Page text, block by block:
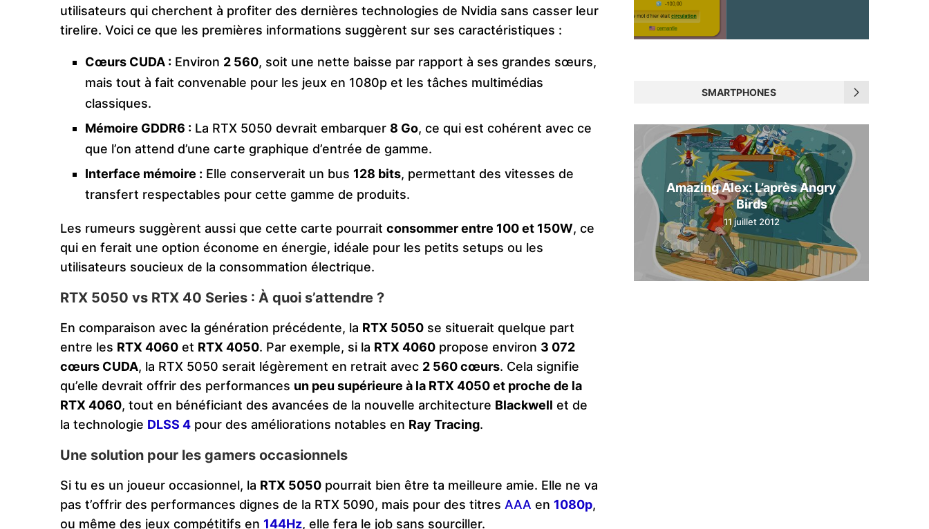
utilisateurs qui cherchent à profiter des dernières technologies de Nvidia sans casser leur
tirelire. Voici ce que les premières informations suggèrent sur ses caractéristiques :
Cœurs CUDA : Environ 2 560, soit une nette baisse par rapport à ses grandes sœurs,
mais tout à fait convenable pour les jeux en 1080p et les tâches multimédias
classiques.
Mémoire GDDR6 : La RTX 5050 devrait embarquer 8 Go, ce qui est cohérent avec ce
que l’on attend d’une carte graphique d’entrée de gamme.
Interface mémoire : Elle conserverait un bus 128 bits, permettant des vitesses de
transfert respectables pour cette gamme de produits.
Les rumeurs suggèrent aussi que cette carte pourrait consommer entre 100 et 150W, ce
qui en ferait une option économe en énergie, idéale pour les petits setups ou les
utilisateurs soucieux de la consommation électrique.
RTX 5050 vs RTX 40 Series : À quoi s’attendre ?
En comparaison avec la génération précédente, la RTX 5050 se situerait quelque part
entre les RTX 4060 et RTX 4050. Par exemple, si la RTX 4060 propose environ 3 072
cœurs CUDA, la RTX 5050 serait légèrement en retrait avec 2 560 cœurs. Cela signifie
qu’elle devrait offrir des performances un peu supérieure à la RTX 4050 et proche de la
RTX 4060, tout en bénéficiant des avancées de la nouvelle architecture Blackwell et de
la technologie DLSS 4 pour des améliorations notables en Ray Tracing.
Une solution pour les gamers occasionnels
Si tu es un joueur occasionnel, la RTX 5050 pourrait bien être ta meilleure amie. Elle ne va
pas t’offrir des performances dignes de la RTX 5090, mais pour des titres AAA en 1080p,
ou même des jeux compétitifs en 144Hz, elle fera le job sans sourciller.
SMARTPHONES
Amazing Alex: L’après Angry
Birds
11 juillet 2012